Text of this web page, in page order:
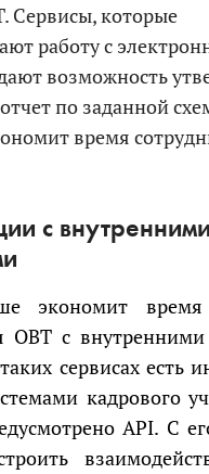
Сервисы, которые
работу с
возможность
по заданной
время
с внутренними
экономит
OBT с
сервисах есть
кадрового
API. С